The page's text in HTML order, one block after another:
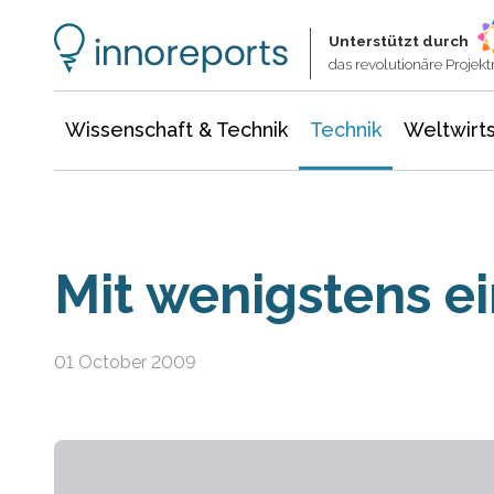
Unterstützt durch
das revolutionäre
Wissenschaft & Technik Technik
Mit wenigstens
01 October 2009